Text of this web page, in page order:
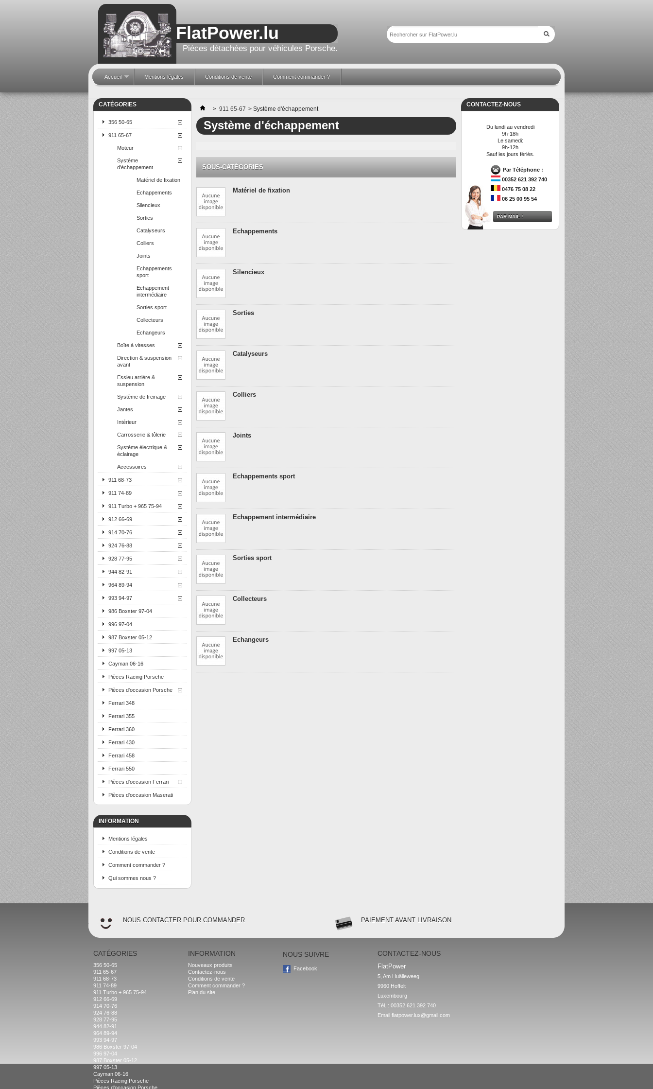
FlatPower.lu
Pièces détachées pour véhicules Porsche.
Accueil Mentions légales Conditions de vente Comment commander ?
CATÉGORIES
356 50-65
911 65-67
Moteur
Système
d'échappement
Matériel de fixation
Echappements
Silencieux
Sorties
Catalyseurs
Colliers
Joints
Echappements
sport
Echappement
intermédiaire
Sorties sport
Collecteurs
Echangeurs
Boîte à vitesses
Direction & suspension
avant
Essieu arrière &
suspension
Système de freinage
Jantes
Intérieur
Carrosserie & tôlerie
Système électrique &
éclairage
Accessoires
911 68-73
911 74-89
911 Turbo + 965 75-94
912 66-69
914 70-76
924 76-88
928 77-95
944 82-91
964 89-94
993 94-97
986 Boxster 97-04
996 97-04
987 Boxster 05-12
997 05-13
Cayman 06-16
Pièces Racing Porsche
Pièces d'occasion Porsche
Ferrari 348
Ferrari 355
Ferrari 360
Ferrari 430
Ferrari 458
Ferrari 550
Pièces d'occasion Ferrari
Pièces d'occasion Maserati
INFORMATION
Mentions légales
Conditions de vente
Comment commander ?
Qui sommes nous ?
> 911 65-67 > Système d'échappement
Système d'échappement
SOUS-CATÉGORIES
Matériel de fixation
Echappements
Silencieux
Sorties
Catalyseurs
Colliers
Joints
Echappements sport
Echappement intermédiaire
Sorties sport
Collecteurs
Echangeurs
CONTACTEZ-NOUS
Du lundi au vendredi
9h-18h
Le samedi:
9h-12h
Sauf les jours fériés.
Par Téléphone :
00352 621 392 740
0476 75 08 22
06 25 00 95 54
PAR MAIL !
NOUS CONTACTER POUR COMMANDER PAIEMENT AVANT LIVRAISON
CATÉGORIES
356 50-65
911 65-67
911 68-73
911 74-89
911 Turbo + 965 75-94
912 66-69
914 70-76
924 76-88
928 77-95
944 82-91
964 89-94
993 94-97
986 Boxster 97-04
996 97-04
987 Boxster 05-12
997 05-13
Cayman 06-16
Pièces Racing Porsche
Pièces d'occasion Porsche
INFORMATION
Nouveaux produits
Contactez-nous
Conditions de vente
Comment commander ?
Plan du site
NOUS SUIVRE
Facebook
CONTACTEZ-NOUS
FlatPower
5, Am Huälleweeg
9960 Hoffelt
Luxembourg
Tél. : 00352 621 392 740
Email flatpower.lux@gmail.com